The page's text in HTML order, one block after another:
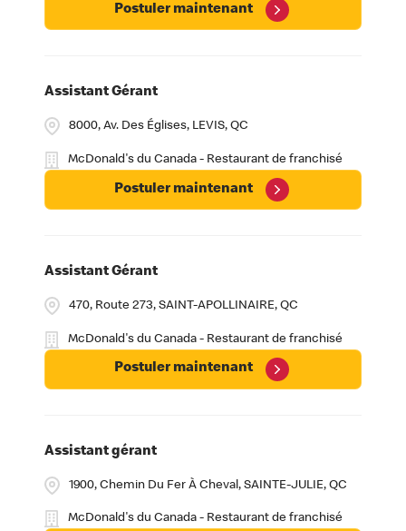
Postuler maintenant
Assistant Gérant
8000, Av. Des Églises, LEVIS, QC
McDonald's du Canada - Restaurant de franchisé
Postuler maintenant
Assistant Gérant
470, Route 273, SAINT-APOLLINAIRE, QC
McDonald's du Canada - Restaurant de franchisé
Postuler maintenant
Assistant gérant
1900, Chemin Du Fer À Cheval, SAINTE-JULIE, QC
McDonald's du Canada - Restaurant de franchisé